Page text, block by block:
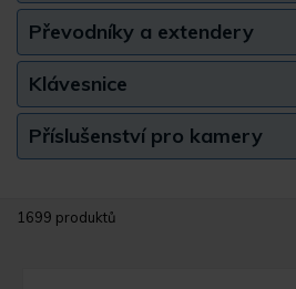
Převodníky a extendery
Klávesnice
Příslušenství pro kamery
1699 produktů